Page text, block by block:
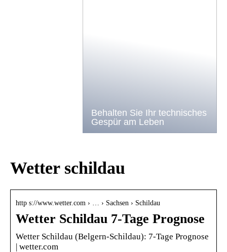
Behalten Sie Ihr technisches
Gespür am Leben
Wetter schildau
http s://www.wetter.com › … › Sachsen › Schildau
Wetter Schildau 7-Tage Prognose
Wetter Schildau (Belgern-Schildau): 7-Tage Prognose
| wetter.com